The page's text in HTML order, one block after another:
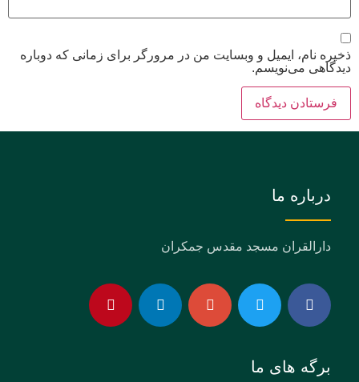
ذخیره نام، ایمیل و وبسایت من در مرورگر برای زمانی که دوباره
دیدگاهی می‌نویسم.
درباره ما
دارالقران مسجد مقدس جمکران
برگه های ما